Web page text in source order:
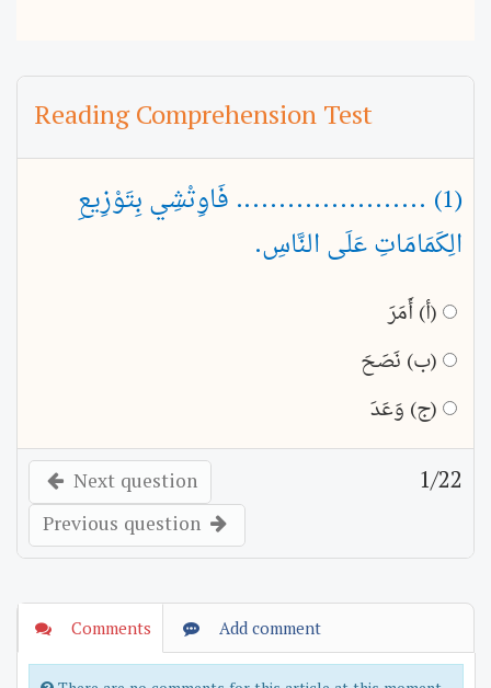
Reading Comprehension Test
(1) ...................... فَاوِتْشِي بِتَوْزِيعِ
الِكَمَامَاتِ عَلَى النَّاسِ.
(أ) أَمَرَ
(ب) نَصَحَ
(ج) وَعَدَ
Next question
1/22
Previous question
Comments Add comment